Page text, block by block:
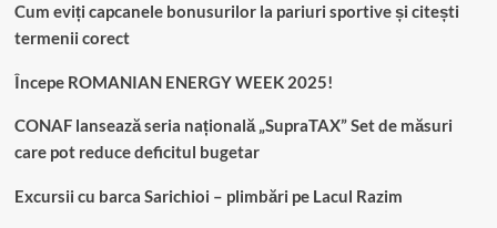
Cum eviți capcanele bonusurilor la pariuri sportive și citești
termenii corect
Începe ROMANIAN ENERGY WEEK 2025!
CONAF lansează seria națională „SupraTAX” Set de măsuri
care pot reduce deficitul bugetar
Excursii cu barca Sarichioi – plimbări pe Lacul Razim